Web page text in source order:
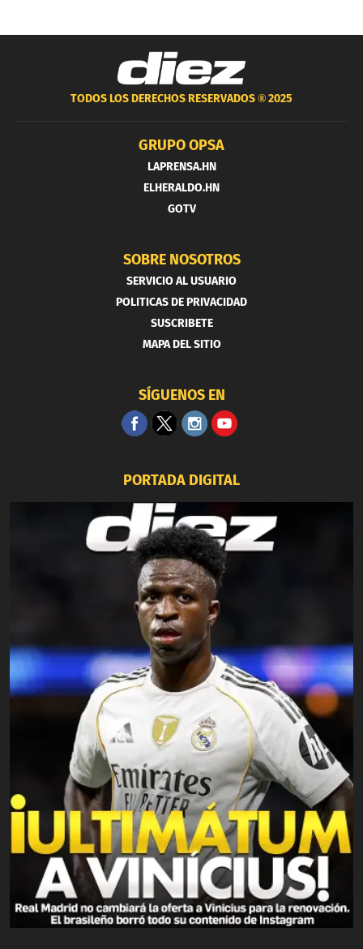
TODOS LOS DERECHOS RESERVADOS ®2025
GRUPO OPSA
LAPRENSA.HN
ELHERALDO.HN
GOTV
SOBRE NOSOTROS
SERVICIO AL USUARIO
POLITICAS DE PRIVACIDAD
SUSCRIBETE
MAPA DEL SITIO
SÍGUENOS EN
PORTADA DIGITAL